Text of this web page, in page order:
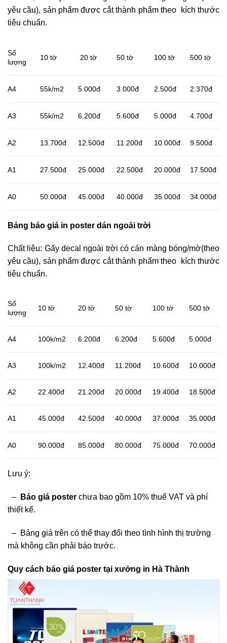
yêu cầu), sản phẩm được cắt thành phẩm theo kích thước
tiêu chuẩn.
Số
lượng
10 tờ 20 tờ 50 tờ 100 tờ 500 tờ
A4 55k/m2 5.000đ 3.000đ 2.500đ 2.370đ
A3 55k/m2 6.200đ 5.600đ 5.000đ 4.700đ
A2 13.700đ 12.500đ 11.200đ 10.000đ 9.500đ
A1 27.500đ 25.000đ 22.500đ 20.000đ 17.500đ
A0 50.000đ 45.000đ 40.000đ 35.000đ 34.000đ
Bảng báo giá in poster dán ngoài trời
Chất liệu: Gấy decal ngoài trời có cán màng bóng/mờ(theo
yêu cầu), sản phẩm được cắt thành phẩm theo kích thước
tiêu chuẩn.
Số
lượng
10 tờ 20 tờ 50 tờ 100 tờ 500 tờ
A4 100k/m2 6.200đ 6.200đ 5.600đ 5.000đ
A3 100k/m2 12.400đ 11.200đ 10.600đ 10.000đ
A2 22.400đ 21.200đ 20.000đ 19.400đ 18.500đ
A1 45.000đ 42.500đ 40.000đ 37.000đ 35.000đ
A0 90.000đ 85.000đ 80.000đ 75.000đ 70.000đ
Lưu ý:
– Báo giá poster chưa bao gồm 10% thuế VAT và phí
thiếtkế.
– Bảng giá trên có thể thay đổi theo tình hình thị trường
mà không cần phải báo trước.
Quy cách báo giá poster tại xưởng in Hà Thành